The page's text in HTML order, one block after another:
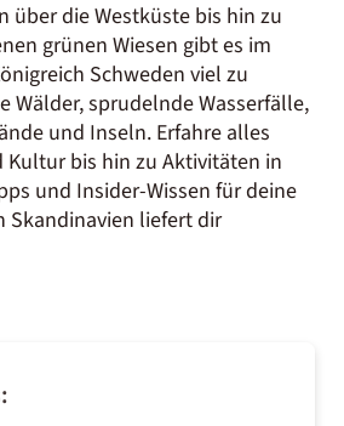
über die Westküste bis hin zu
grünen Wiesen gibt es im
Schweden viel zu
Wälder, sprudelnde Wasserfälle,
und Inseln. Erfahre alles
Kultur bis hin zu Aktivitäten in
und Insider-Wissen für deine
Skandinavien liefert dir